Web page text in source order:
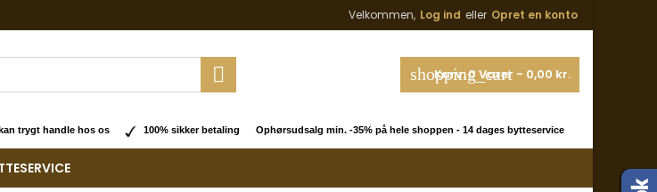
Velkommen, Log ind eller Opret en konto
shopping_cart
Kurv:0 Varer - 0,00 kr.

trygt handle hos os 100% sikker betaling Ophørsudsalg min. -35% på hele shoppen - 14 dages bytteservice